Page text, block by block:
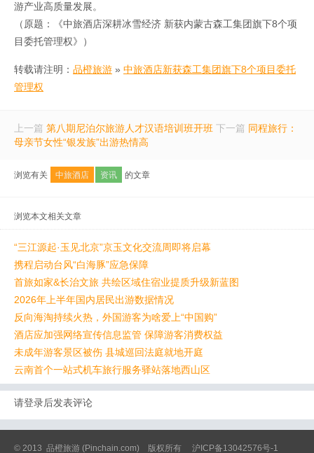
游产业高质量发展。
（原题：《中旅酒店深耕冰雪经济 新获内蒙古森工集团旗下8个项
目委托管理权》）
转载请注明： 品橙旅游 » 中旅酒店新获森工集团旗下8个项目委托
管理权
上一篇 第八期尼泊尔旅游人才汉语培训班开班 下一篇 同程旅行：
母亲节女性“银发族”出游热情高
浏览有关 中旅酒店 资讯 的文章
浏览本文相关文章
“三江源起·玉见北京”京玉文化交流周即将启幕
携程启动台风“白海豚”应急保障
首旅如家&长治文旅 共绘区域住宿业提质升级新蓝图
2026年上半年国内居民出游数据情况
反向海淘持续火热，外国游客为啥爱上“中国购”
酒店应加强网络宣传信息监管 保障游客消费权益
未成年游客景区被伤 县城巡回法庭就地开庭
云南首个一站式机车旅行服务驿站落地西山区
请登录后发表评论
© 2013 品橙旅游 (Pinchain.com) 版权所有 沪ICP备13042576号-1